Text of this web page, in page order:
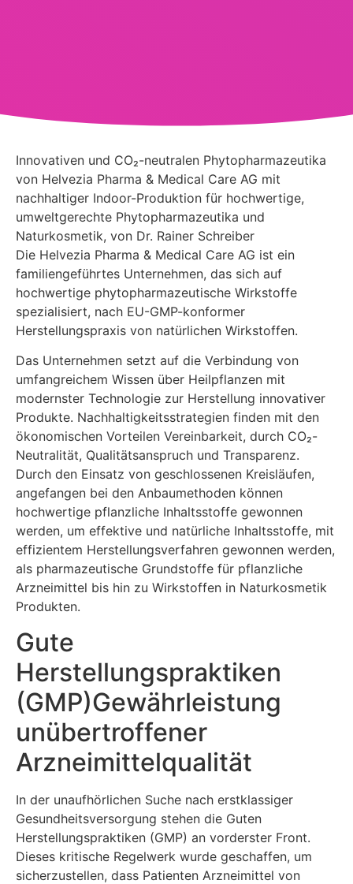
Innovativen und CO₂-neutralen Phytopharmazeutika
von Helvezia Pharma & Medical Care AG mit
nachhaltiger Indoor-Produktion für hochwertige,
umweltgerechte Phytopharmazeutika und
Naturkosmetik, von Dr. Rainer Schreiber
Die Helvezia Pharma & Medical Care AG ist ein
familiengeführtes Unternehmen, das sich auf
hochwertige phytopharmazeutische Wirkstoffe
spezialisiert, nach EU-GMP-konformer
Herstellungspraxis von natürlichen Wirkstoffen.
Das Unternehmen setzt auf die Verbindung von
umfangreichem Wissen über Heilpflanzen mit
modernster Technologie zur Herstellung innovativer
Produkte. Nachhaltigkeitsstrategien finden mit den
ökonomischen Vorteilen Vereinbarkeit, durch CO₂-
Neutralität, Qualitätsanspruch und Transparenz.
Durch den Einsatz von geschlossenen Kreisläufen,
angefangen bei den Anbaumethoden können
hochwertige pflanzliche Inhaltsstoffe gewonnen
werden, um effektive und natürliche Inhaltsstoffe, mit
effizientem Herstellungsverfahren gewonnen werden,
als pharmazeutische Grundstoffe für pflanzliche
Arzneimittel bis hin zu Wirkstoffen in Naturkosmetik
Produkten.
Gute
Herstellungspraktiken
(GMP)Gewährleistung
unübertroffener
Arzneimittelqualität
In der unaufhörlichen Suche nach erstklassiger
Gesundheitsversorgung stehen die Guten
Herstellungspraktiken (GMP) an vorderster Front.
Dieses kritische Regelwerk wurde geschaffen, um
sicherzustellen, dass Patienten Arzneimittel von